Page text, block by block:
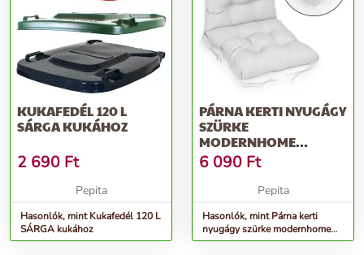
KUKAFEDÉL 120 L
SÁRGA KUKÁHOZ
2 690 Ft
Pepita
Hasonlók, mint Kukafedél 120 L
SÁRGA kukához
PÁRNA KERTI NYUGÁGY
SZÜRKE
MODERNHOME
SZÜRKE
6 090 Ft
Pepita
Hasonlók, mint Párna kerti
nyugágy szürke modernhome
szürke